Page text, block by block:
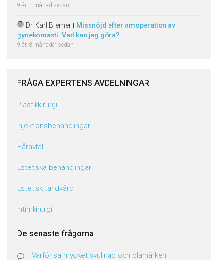
9 år, 1 månad sedan
Dr. Karl Bremer i Missnöjd efter omoperation av
gynekomasti. Vad kan jag göra?
9 år, 8 månader sedan
FRÅGA EXPERTENS AVDELNINGAR
Plastikkirurgi
Injektionsbehandlingar
Håravfall
Estetiska behandlingar
Estetisk tandvård
Intimkirurgi
De senaste frågorna
Varför så mycket svullnad och blåmärken